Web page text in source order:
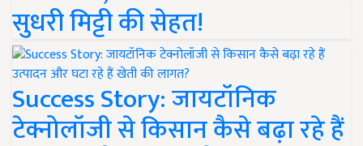
सुधरी मिट्टी की सेहत!
Success Story: जायटॉनिक
टेक्नोलॉजी से किसान कैसे बढ़ा रहे हैं